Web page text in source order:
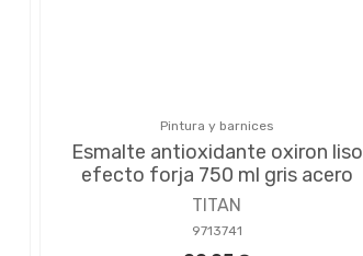
Pintura y barnices
Esmalte antioxidante oxiron liso
efecto forja 750 ml gris acero
TITAN
9713741